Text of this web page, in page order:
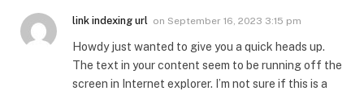
link indexing url on September 16, 2023 3:15 pm
Howdy just wanted to give you a quick heads up.
The text in your content seem to be running off the
screen in Internet explorer. I’m not sure if this is a